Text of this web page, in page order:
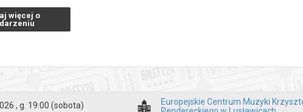
grupy z przewodnikiem z budynku ECM KP
nocne zwiedzanie wielkiego labiryntu (grupa 2)**
grupy do Arboretum odbywa się z budynku ECM KP, gdzie każdy z
więcej o
, g. 19:00 (sobota)
Europejskie Centrum Muzyki